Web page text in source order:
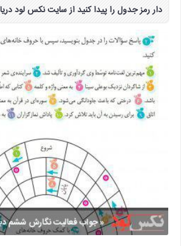
دار رمز جدول را پیدا کنید از سایت نکس لود